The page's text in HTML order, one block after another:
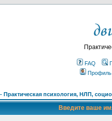
FAQ
Профиль
психология, НЛП,
Введите ваше